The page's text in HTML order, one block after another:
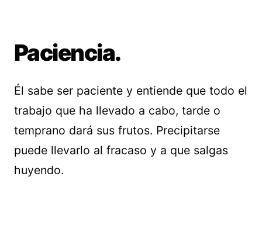
Paciencia.
Él sabe ser paciente y entiende que todo el
trabajo que ha llevado a cabo, tarde o
temprano dará sus frutos. Precipitarse
puede llevarlo al fracaso y a que salgas
huyendo.